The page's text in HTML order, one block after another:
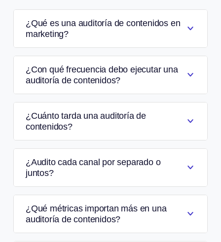
¿Qué es una auditoría de contenidos en
marketing?
¿Con qué frecuencia debo ejecutar una
auditoría de contenidos?
¿Cuánto tarda una auditoría de
contenidos?
¿Audito cada canal por separado o
juntos?
¿Qué métricas importan más en una
auditoría de contenidos?